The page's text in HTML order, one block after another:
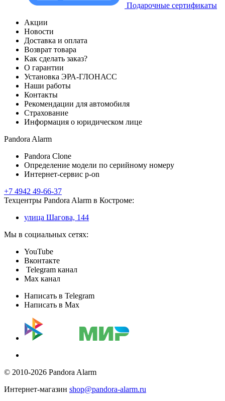
Подарочные сертификаты
Акции
Новости
Доставка и оплата
Возврат товара
Как сделать заказ?
О гарантии
Установка ЭРА-ГЛОНАСС
Наши работы
Контакты
Рекомендации для автомобиля
Страхование
Информация о юридическом лице
Pandora Alarm
Pandora Clone
Определение модели по серийному номеру
Интернет-сервис p-on
+7 4942 49-66-37
Техцентры Pandora Alarm в Костроме:
улица Шагова, 144
Мы в социальных сетях:
YouTube
Вконтакте
Telegram канал
Max канал
Написать в Telegram
Написать в Max
© 2010-2026 Pandora Alarm
Интернет-магазин shop@pandora-alarm.ru